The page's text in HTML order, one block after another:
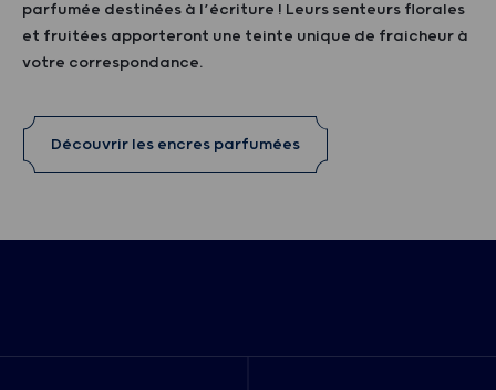
parfumée destinées à l’écriture ! Leurs senteurs florales
et fruitées apporteront une teinte unique de fraicheur à
votre correspondance.
Découvrir les encres parfumées